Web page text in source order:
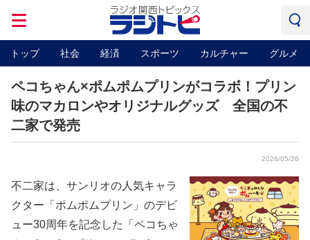
トップ 社会 経済 スポーツ カルチャー グルメ
ペコちゃん×ポムポムプリンがコラボ！プリン
味のマカロンやオリジナルグッズ 全国の不
二家で発売
2026/05/26
不二家は、サンリオの人気キャラ
クター「ポムポムプリン」のデビ
ュー30周年を記念した「ペコちゃ